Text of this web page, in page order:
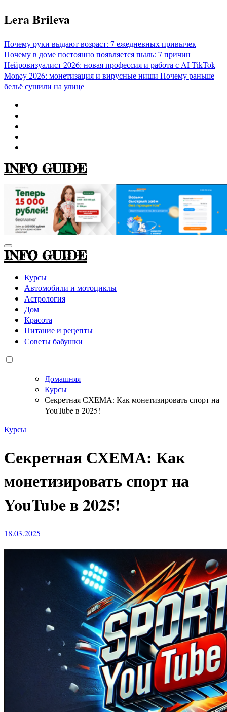
Перейти
к
Lera Brileva
Почему руки выдают возраст: 7 ежедневных привычек
Почему в доме постоянно появляется пыль: 7 причин
Нейровизуалист 2026: новая профессия и работа с AITikTok
Money 2026: монетизация и вирусные ниши Почему раньше
бельё сушили на улице
INFO GUIDE
INFO GUIDE
Курсы
Автомобили и мотоциклы
Астрология
Дом
Красота
Питание и рецепты
Советы бабушки
Домашняя
Курсы
Секретная СХЕМА: Как монетизировать спорт на
YouTube в 2025!
Курсы
Секретная СХЕМА: Как
монетизировать спорт на
YouTube в 2025!
18.03.2025